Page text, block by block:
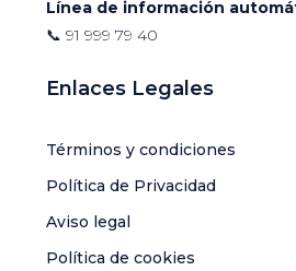
Línea de información
📞 91 999 79 40
Enlaces Legales
Términos y condiciones
Política de Privacidad
Aviso legal
Política de cookies